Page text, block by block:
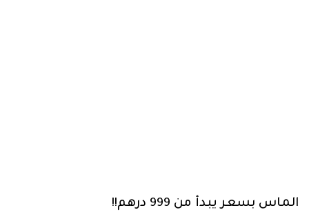
الماس بسعر يبدأ من 999 درهم!!